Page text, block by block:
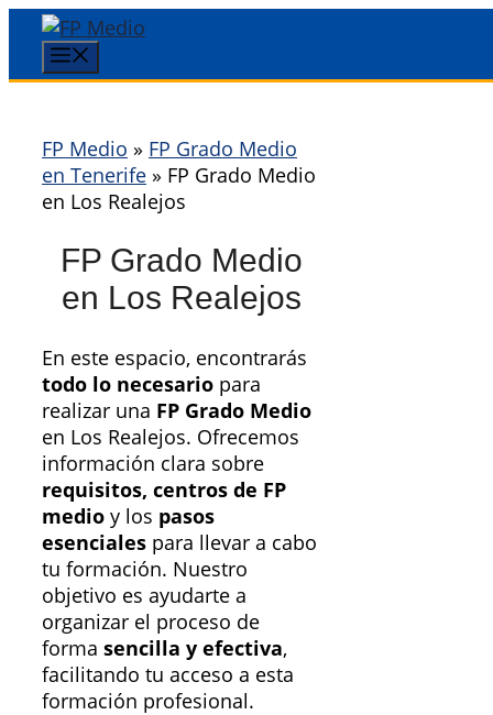
Saltar
contenido
FP Medio » FP Grado Medio
en Tenerife » FP Grado Medio
en Los Realejos
FP Grado Medio
en Los Realejos
En este espacio, encontrarás
todo lo necesario para
realizar una FP Grado Medio
en Los Realejos. Ofrecemos
información clara sobre
requisitos, centros de FP
medio y los pasos
esenciales para llevar a cabo
tu formación. Nuestro
objetivo es ayudarte a
organizar el proceso de
forma sencilla y efectiva,
facilitando tu acceso a esta
formación profesional.